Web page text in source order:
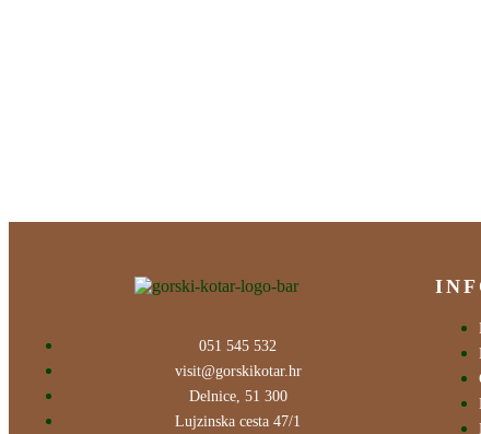
051 545 532
visit@gorskikotar.hr
Delnice, 51 300
Lujzinska cesta 47/1